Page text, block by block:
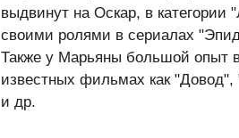
выдвинут на Оскар, в
своими ролями в сериалах
Также у Марьяны большой опыт
известных фильмах как
и др.